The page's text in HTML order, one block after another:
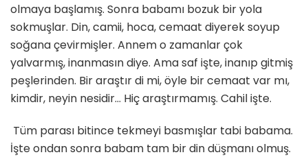
olmaya başlamış. Sonra babamı bozuk bir yola
sokmuşlar. Din, camii, hoca, cemaat diyerek soyup
soğana çevirmişler. Annem o zamanlar çok
yalvarmış, inanmasın diye. Ama saf işte, inanıp gitmiş
peşlerinden. Bir araştır di mi, öyle bir cemaat var mı,
kimdir, neyin nesidir… Hiç araştırmamış. Cahil işte.
Tüm parası bitince tekmeyi basmışlar tabi babama.
İşte ondan sonra babam tam bir din düşmanı olmuş.